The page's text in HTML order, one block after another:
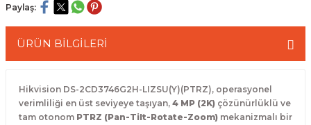
Paylaş:
ÜRÜN BİLGİLERİ
Hikvision DS-2CD3746G2H-LIZSU(Y)(PTRZ), operasyonel
verimliliği en üst seviyeye taşıyan, 4 MP (2K) çözünürlüklü ve
tam otonom PTRZ (Pan-Tilt-Rotate-Zoom) mekanizmalı bir